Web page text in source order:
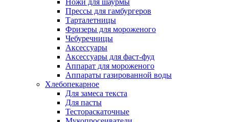
Ножи для шаурмы
Прессы для гамбургеров
Тарталетницы
Фризеры для мороженого
Чебуречницы
Аксессуары
Аксессуары для фаст-фуд
Аппарат для мороженого
Аппараты газированной воды
Хлебопекарное
Для замеса текста
Для пасты
Тестораскаточные